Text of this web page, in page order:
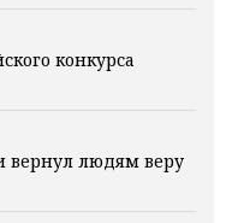
конкурса
вернул людям веру